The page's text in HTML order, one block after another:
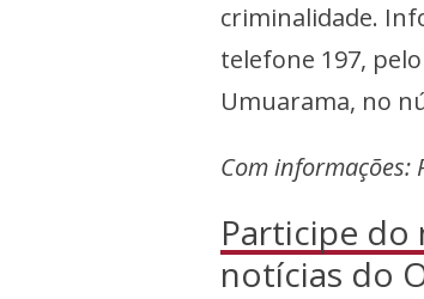
criminalidade.
telefone 197,
Umuarama, no
Com informações:
Participe do
notícias do